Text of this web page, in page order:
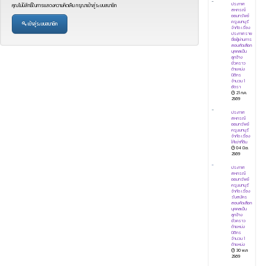
คุณไม่มีสิทธิ์ในการเเสดงความคิดเห็น กรุณาเข้าสู่ระบบสมาชิก
เข้าสู่ระบบสมาชิก
ประกาศ
สหกรณ์
ออมทรัพย์
ครูนนทบุรี
จำกัด เรื่อง
ประกาศราย
ชื่อผู้ผ่านการ
สอบคัดเลือก
บุคคลเป็น
ลูกจ้าง
ชั่วคราว
ตำแหน่ง
นิติกร
จำนวน 1
อัตรา
21 ก.ค.
2569
ประกาศ
สหกรณ์
ออมทรัพย์
ครูนนทบุรี
จำกัด เรื่อง
ให้เช่าที่ดิน
04 มิ.ย.
2569
ประกาศ
สหกรณ์
ออมทรัพย์
ครูนนทบุรี
จำกัด เรื่อง
รับสมัคร
สอบคัดเลือก
บุคคลเป็น
ลูกจ้าง
ชั่วคราว
ตำแหน่ง
นิติกร
จำนวน 1
ตำแหน่ง
30 พ.ค
2569